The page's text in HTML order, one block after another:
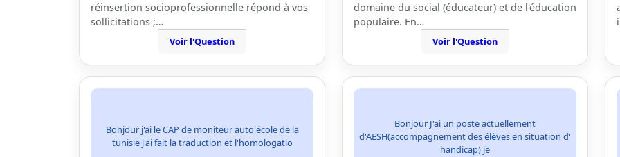
réinsertion socioprofessionnelle répond à vos
sollicitations ;…
Voir l'Question
domaine du social (éducateur) et de l'éducation
populaire. En…
Voir l'Question
Bonjour j'ai le CAP de moniteur auto école de la
tunisie j'ai fait la traduction et l'homologatio
Bonjour J'ai un poste actuellement
d'AESH(accompagnement des élèves en situation d'
handicap) je